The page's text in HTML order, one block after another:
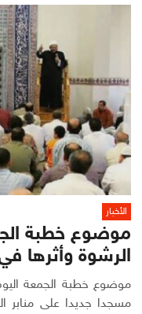
الأخبار
الرشوة وأثرها
مسجدا جديدا على